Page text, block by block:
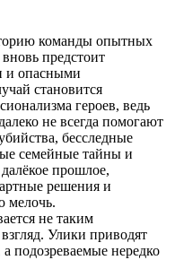
команды опытных
предстоит
и опасными
становится
героев, ведь
не всегда помогают
бесследные
семейные тайны и
прошлое,
решения и
мелочь.
не таким
Улики приводят
подозреваемые нередко